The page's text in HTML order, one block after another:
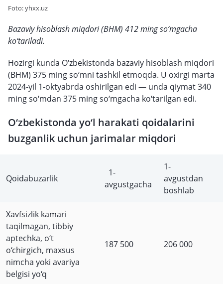
Foto: yhxx.uz
Bazaviy hisoblash miqdori (BHM) 412 ming so‘mgacha
ko‘tariladi.
Hozirgi kunda O‘zbekistonda bazaviy hisoblash miqdori
(BHM) 375 ming so‘mni tashkil etmoqda. U oxirgi marta
2024-yil 1-oktyabrda oshirilgan edi — unda qiymat 340
ming so‘mdan 375 ming so‘mgacha ko‘tarilgan edi.
O‘zbekistonda yo‘l harakati qoidalarini
buzganlik uchun jarimalar miqdori
Qoidabuzarlik
1-
avgustgacha
1-
avgustdan
boshlab
Xavfsizlik kamari
taqilmagan, tibbiy
aptechka, o‘t
o‘chirgich, maxsus
nimcha yoki avariya
belgisi yo‘q
187 500 206 000